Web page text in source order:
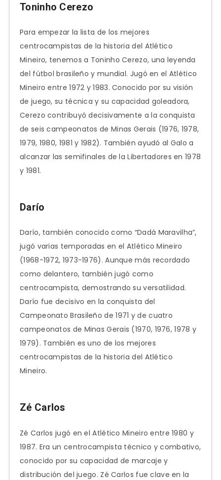
Toninho Cerezo
Para empezar la lista de los mejores
centrocampistas de la historia del Atlético
Mineiro, tenemos a Toninho Cerezo, una leyenda
del fútbol brasileño y mundial. Jugó en el Atlético
Mineiro entre 1972 y 1983. Conocido por su visión
de juego, su técnica y su capacidad goleadora,
Cerezo contribuyó decisivamente a la conquista
de seis campeonatos de Minas Gerais (1976, 1978,
1979, 1980, 1981 y 1982). También ayudó al Galo a
alcanzar las semifinales de la Libertadores en 1978
y 1981.
Darío
Darío, también conocido como “Dadá Maravilha”,
jugó varias temporadas en el Atlético Mineiro
(1968-1972, 1973-1976). Aunque más recordado
como delantero, también jugó como
centrocampista, demostrando su versatilidad.
Darío fue decisivo en la conquista del
Campeonato Brasileño de 1971 y de cuatro
campeonatos de Minas Gerais (1970, 1976, 1978 y
1979). También es uno de los mejores
centrocampistas de la historia del Atlético
Mineiro.
Zé Carlos
Zé Carlos jugó en el Atlético Mineiro entre 1980 y
1987. Era un centrocampista técnico y combativo,
conocido por su capacidad de marcaje y
distribución del juego. Zé Carlos fue clave en la